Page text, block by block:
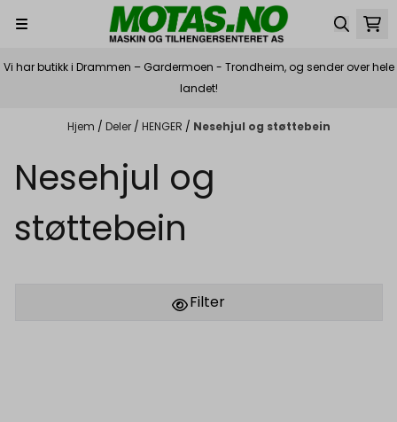
Hopp til innhold
Vi har butikk i Drammen – Gardermoen - Trondheim, og sender over hele
landet!
Hjem / Deler / HENGER / Nesehjul og støttebein
Nesehjul og
støttebein
Filter